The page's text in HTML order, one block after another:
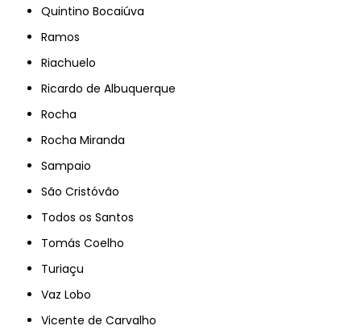
Quintino Bocaiúva
Ramos
Riachuelo
Ricardo de Albuquerque
Rocha
Rocha Miranda
Sampaio
São Cristóvão
Todos os Santos
Tomás Coelho
Turiaçu
Vaz Lobo
Vicente de Carvalho